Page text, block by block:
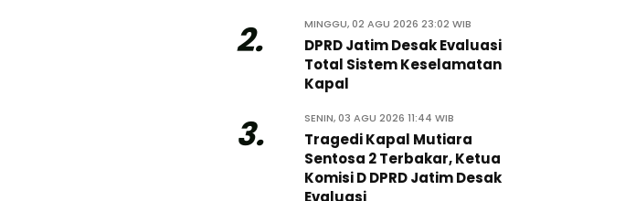
2. MINGGU, 02 AGU 2026 23:02 WIB
DPRD Jatim Desak Evaluasi
Total Sistem Keselamatan
Kapal
3. SENIN, 03 AGU 2026 11:44 WIB
Tragedi Kapal Mutiara
Sentosa 2 Terbakar, Ketua
Komisi D DPRD Jatim Desak
Evaluasi